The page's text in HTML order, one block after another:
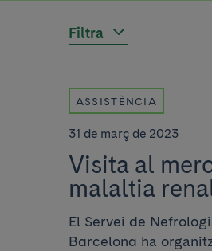
Filtra
ASSISTÈNCIA
31 de març de 2023
Visita al
malaltia
El Servei de
Barcelona ha